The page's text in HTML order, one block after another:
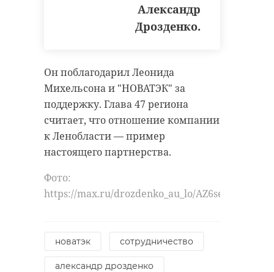
Александр
Дрозденко.
Он поблагодарил Леонида
Михельсона и "НОВАТЭК" за
поддержку. Глава 47 региона
считает, что отношение компании
к Ленобласти — пример
настоящего партнерства.
Фото:
https://max.ru/drozdenko_au_lo/AZ6seAUpLwc
новатэк сотрудничество
александр дрозденко